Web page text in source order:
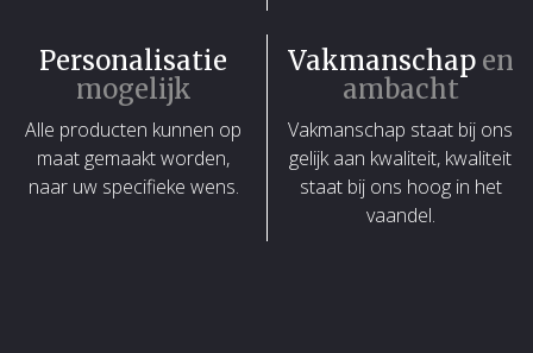
Personalisatie
mogelijk
Alle producten kunnen op
maat gemaakt worden,
naar uw specifieke wens.
Vakmanschapen
ambacht
Vakmanschap staat bij ons
gelijk aan kwaliteit, kwaliteit
staat bij ons hoog in het
vaandel.